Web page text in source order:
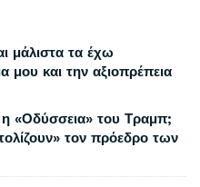
μάλιστα τα έχω
μου και την αξιοπρέπεια
η «Οδύσσεια» του Τραμπ;
τον πρόεδρο των